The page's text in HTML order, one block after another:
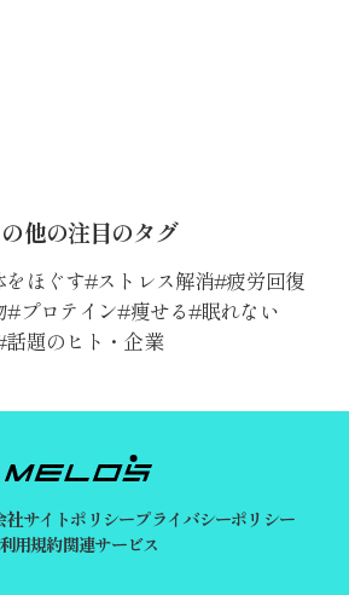
他の注目のタグ
をほぐす ストレス解消 疲労回復
プロテイン 痩せる 眠れない
話題のヒト・企業
社サイトポリシープライバシーポリシー
利用規約関連サービス